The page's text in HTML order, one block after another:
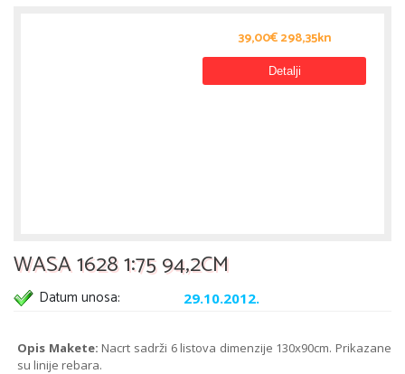
39,00€ 298,35kn
Detalji
WASA 1628 1:75 94,2CM
Datum unosa: 29.10.2012.
Opis Makete: Nacrt sadrži 6 listova dimenzije 130x90cm. Prikazane
su linije rebara.